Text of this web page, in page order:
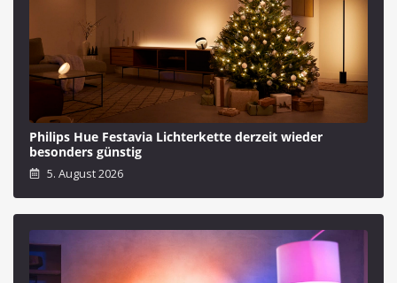
Philips Hue Festavia Lichterkette derzeit wieder
besonders günstig
5. August 2026